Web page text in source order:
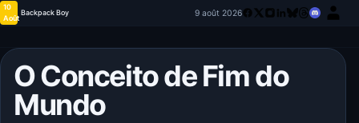
10
Août
Backpack Boy 9 août 2026
O Conceito de Fim do
Mundo